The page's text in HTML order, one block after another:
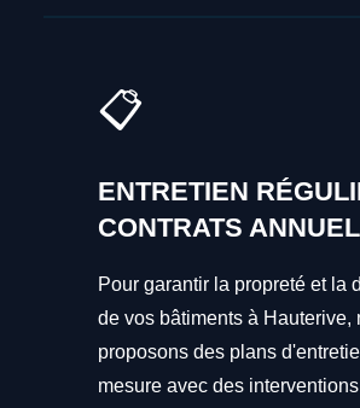
📋
ENTRETIEN
CONTRATS
Pour garantir la propreté et la
de vos bâtiments à Hauterive,
proposons des plans
mesure avec des interventions